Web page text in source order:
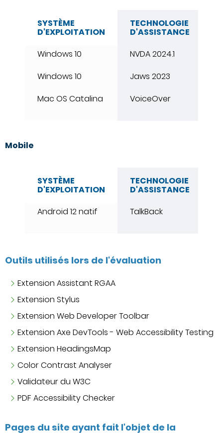
SYSTÈME
D'EXPLOITATION
TECHNOLOGIE
D'ASSISTANCE
Windows 10 NVDA 2024.1
Windows 10
Jaws 2023
Mac OS Catalina
VoiceOver
Mobile
SYSTÈME
D'EXPLOITATION
TECHNOLOGIE
D'ASSISTANCE
Android 12 natif TalkBack
Outils utilisés lors de l'évaluation
Extension Assistant RGAA
Extension Stylus
Extension Web Developer Toolbar
Extension Axe DevTools - Web Accessibility Testing
Extension HeadingsMap
Color Contrast Analyser
Validateur du W3C
PDF Accessibility Checker
Pages du site ayant fait l'objet de la